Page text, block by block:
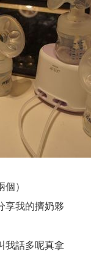
）
享我的擠奶夥
我話多呢真拿